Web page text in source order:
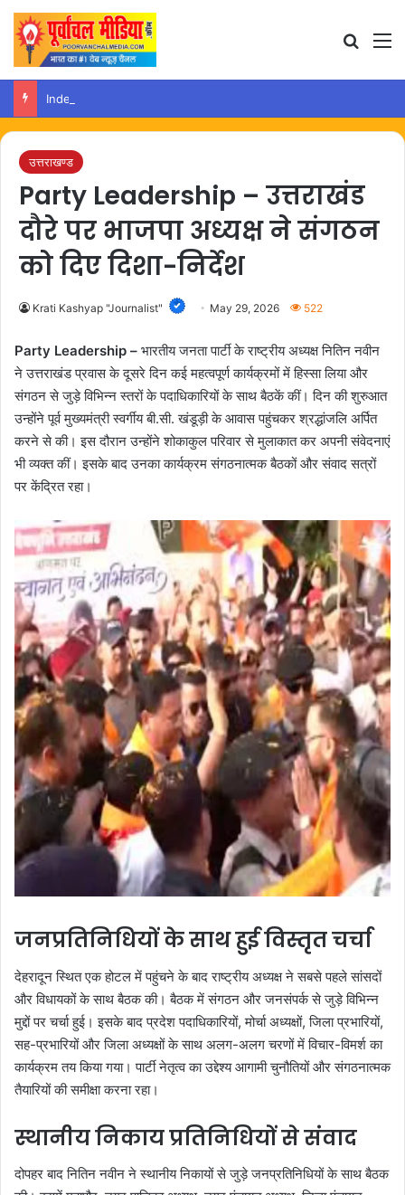
उत्तराखण्ड
Party Leadership – उत्तराखंड
दौरे पर भाजपा अध्यक्ष ने संगठन
को दिए दिशा-निर्देश
Krati Kashyap "Journalist" May 29, 2026 522
Party Leadership – भारतीय जनता पार्टी के राष्ट्रीय अध्यक्ष नितिन नवीन
ने उत्तराखंड प्रवास के दूसरे दिन कई महत्वपूर्ण कार्यक्रमों में हिस्सा लिया और
संगठन से जुड़े विभिन्न स्तरों के पदाधिकारियों के साथ बैठकें कीं। दिन की शुरुआत
उन्होंने पूर्व मुख्यमंत्री स्वर्गीय बी.सी. खंडूड़ी के आवास पहुंचकर श्रद्धांजलि अर्पित
करने से की। इस दौरान उन्होंने शोकाकुल परिवार से मुलाकात कर अपनी संवेदनाएं
भी व्यक्त कीं। इसके बाद उनका कार्यक्रम संगठनात्मक बैठकों और संवाद सत्रों
पर केंद्रित रहा।
जनप्रतिनिधियों के साथ हुई विस्तृत चर्चा
देहरादून स्थित एक होटल में पहुंचने के बाद राष्ट्रीय अध्यक्ष ने सबसे पहले सांसदों
और विधायकों के साथ बैठक की। बैठक में संगठन और जनसंपर्क से जुड़े विभिन्न
मुद्दों पर चर्चा हुई। इसके बाद प्रदेश पदाधिकारियों, मोर्चा अध्यक्षों, जिला प्रभारियों,
सह-प्रभारियों और जिला अध्यक्षों के साथ अलग-अलग चरणों में विचार-विमर्श का
कार्यक्रम तय किया गया। पार्टी नेतृत्व का उद्देश्य आगामी चुनौतियों और संगठनात्मक
तैयारियों की समीक्षा करना रहा।
स्थानीय निकाय प्रतिनिधियों से संवाद
दोपहर बाद नितिन नवीन ने स्थानीय निकायों से जुड़े जनप्रतिनिधियों के साथ बैठक